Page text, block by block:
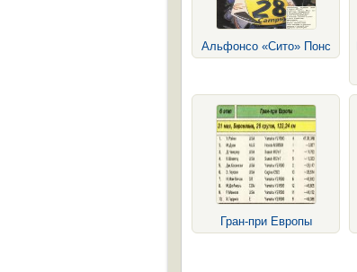
Альфонсо «Сито» Понс
Гран-при Европы